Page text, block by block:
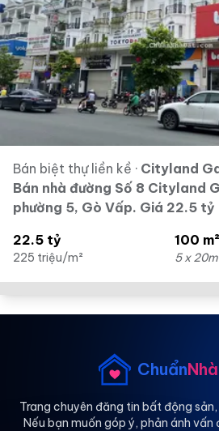
Bán biệt thự liền kề · Cityland
Bán nhà đường Số 8 Cityland
phường 5, Gò Vấp. Giá 22.5 tỷ
22.5 tỷ
225 triệu/m²
100 m²
5 x 20m
Chuẩn
Trang chuyên đăng tin bất động
Nếu bạn muốn góp ý, phản ánh vấn